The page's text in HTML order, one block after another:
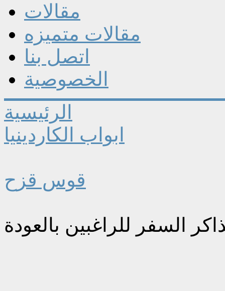
مقالات
مقالات متميزه
اتصل بنا
الخصوصية
الرئيسية
ابواب الكاردينيا
قوس قزح
السفر للراغبين بالعودة